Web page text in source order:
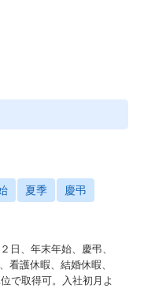
夏季 慶弔
日、年末年始、慶弔、
看護休暇、結婚休暇、
で取得可。入社初月よ